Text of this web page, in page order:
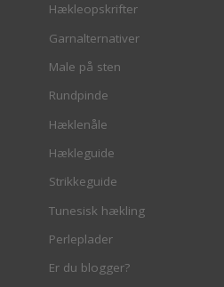
Hækleopskrifter
Garnalternativer
Male på sten
Rundpinde
Hæklenåle
Hækleguide
Strikkeguide
Tunesisk hækling
Perleplader
Er du blogger?